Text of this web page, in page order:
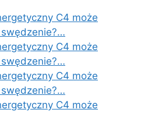
C4 może
C4 może
C4 może
C4 może